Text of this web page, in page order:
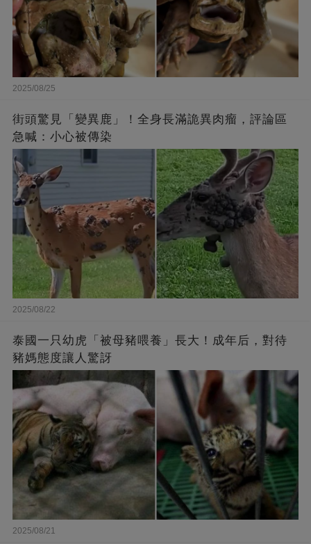
2025/08/25
街頭驚見「變異鹿」！全身長滿詭異肉瘤，評論區
急喊：小心被傳染
2025/08/22
泰國一只幼虎「被母豬喂養」長大！成年后，對待
豬媽態度讓人驚訝
2025/08/21